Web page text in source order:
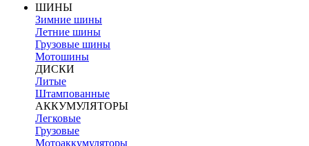
ШИНЫ
Зимние шины
Летние шины
Грузовые шины
Мотошины
ДИСКИ
Литые
Штампованные
АККУМУЛЯТОРЫ
Легковые
Грузовые
Мотоаккумуляторы